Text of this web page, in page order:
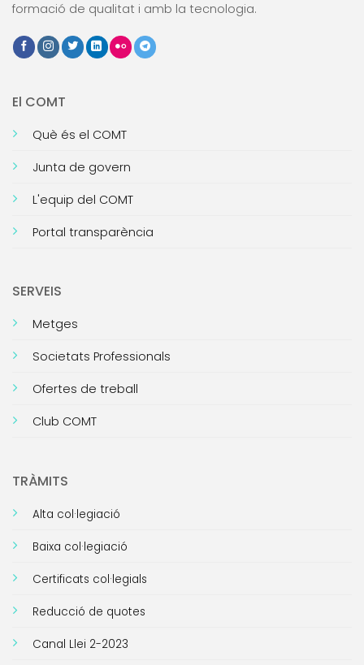
formació de qualitat i amb la tecnologia.
El COMT
Què és el COMT
Junta de govern
L'equip del COMT
Portal transparència
SERVEIS
Metges
Societats Professionals
Ofertes de treball
Club COMT
TRÀMITS
Alta col·legiació
Baixa col·legiació
Certificats col·legials
Reducció de quotes
Canal Llei 2-2023